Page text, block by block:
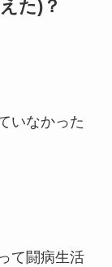
た)？
いなかった
て闘病生活